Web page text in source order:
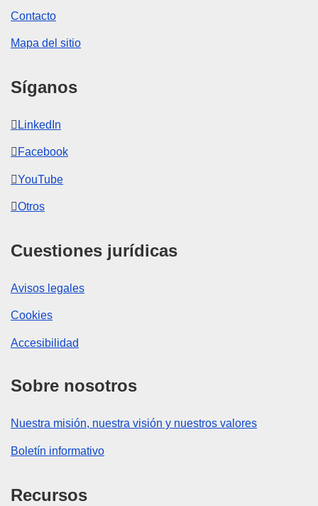
Contacto
Mapa del sitio
Síganos
LinkedIn
Facebook
YouTube
Otros
Cuestiones jurídicas
Avisos legales
Cookies
Accesibilidad
Sobre nosotros
Nuestra misión, nuestra visión y nuestros valores
Boletín informativo
Recursos